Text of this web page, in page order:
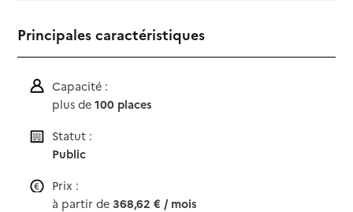
Principales caractéristiques
Capacité :
plus de100 places
Statut :
Public
Prix :
à partir de368,62 € / mois